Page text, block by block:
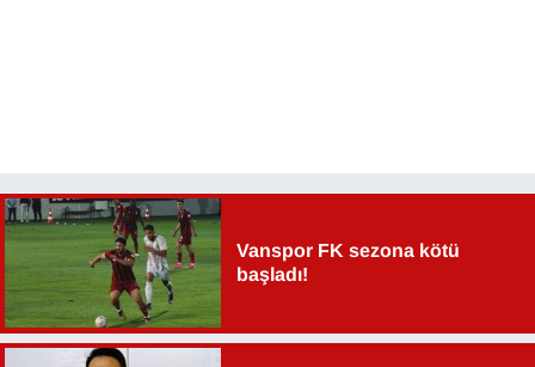
Vanspor FK sezona kötü
başladı!